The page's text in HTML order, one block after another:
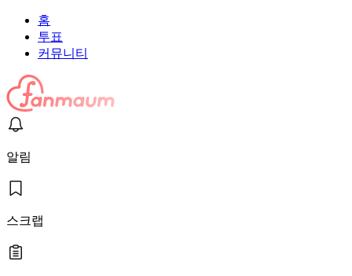
홈
투표
커뮤니티
알림
스크랩